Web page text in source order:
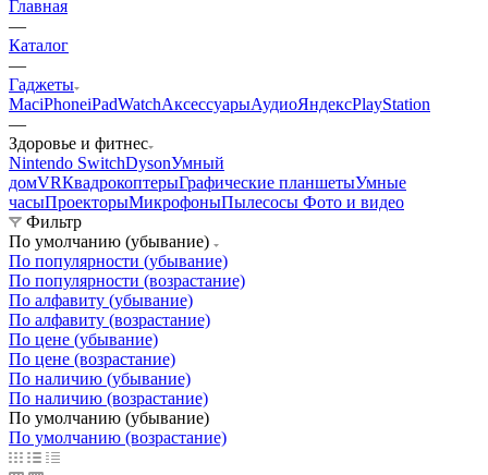
Главная
—
Каталог
—
Гаджеты
MaciPhoneiPadWatchАксессуарыАудиоЯндексPlayStation
—
Здоровье и фитнес
Nintendo SwitchDysonУмный
домVRКвадрокоптерыГрафические планшетыУмные
часыПроекторыМикрофоныПылесосы Фото и видео
Фильтр
По умолчанию (убывание)
По популярности (убывание)
По популярности (возрастание)
По алфавиту (убывание)
По алфавиту (возрастание)
По цене (убывание)
По цене (возрастание)
По наличию (убывание)
По наличию (возрастание)
По умолчанию (убывание)
По умолчанию (возрастание)